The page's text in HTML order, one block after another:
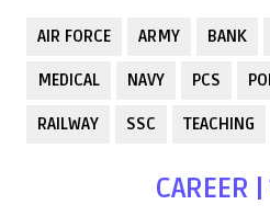
AIR FORCE ARMY BANK
MEDICAL NAVY PCS
RAILWAY SSC TEACHING
CAREER